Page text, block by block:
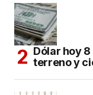
Dólar hoy
terreno y